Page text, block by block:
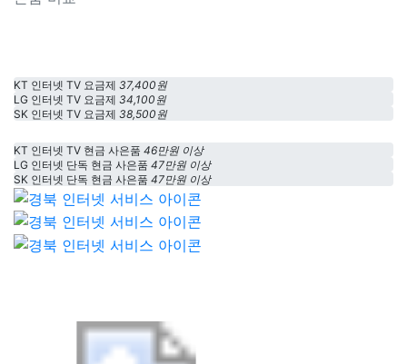
KT 인터넷 TV 요금제 37,400원
LG 인터넷 TV 요금제 34,100원
SK 인터넷 TV 요금제 38,500원
KT 인터넷 TV 현금 사은품 46만원 이상
LG 인터넷 단독 현금 사은품 47만원 이상
SK 인터넷 단독 현금 사은품 47만원 이상